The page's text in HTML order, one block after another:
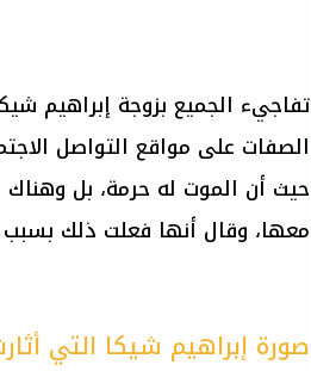
تفاجيء الجميع بزوجة إبراهيم
الصفات على مواقع التواصل
حيث أن الموت له حرمة، بل
معها، وقال أنها فعلت ذلك بسبب
صورة إبراهيم شيكا التي